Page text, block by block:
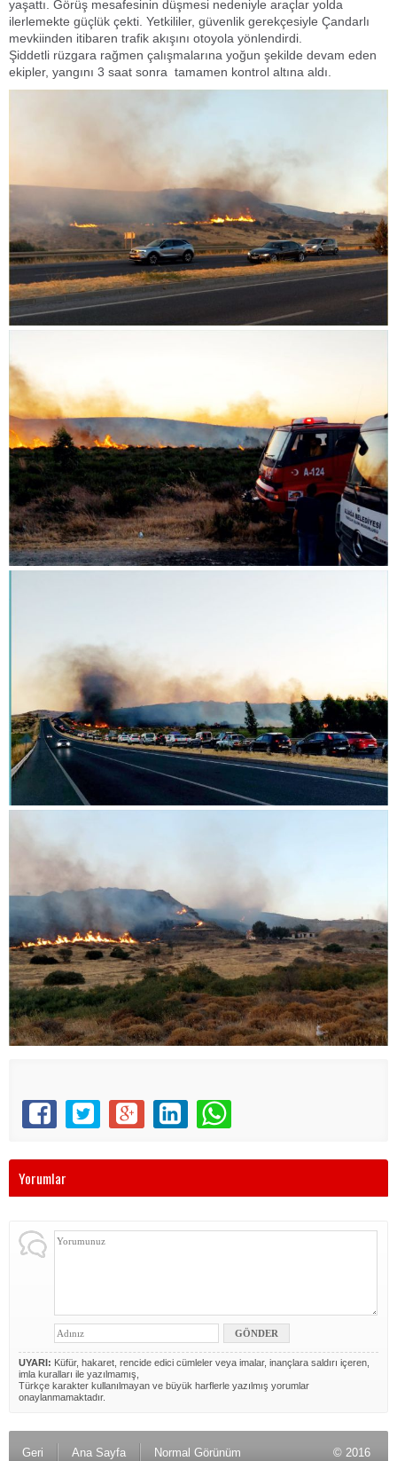
yaşattı. Görüş mesafesinin düşmesi nedeniyle araçlar yolda
ilerlemekte güçlük çekti. Yetkililer, güvenlik gerekçesiyle Çandarlı
mevkiinden itibaren trafik akışını otoyola yönlendirdi.
Şiddetli rüzgara rağmen çalışmalarına yoğun şekilde devam eden
ekipler, yangını 3 saat sonra tamamen kontrol altına aldı.
Yorumlar
UYARI: Küfür, hakaret, rencide edici cümleler veya imalar, inançlara saldırı içeren,
imla kuralları ile yazılmamış,
Türkçe karakter kullanılmayan ve büyük harflerle yazılmış yorumlar
onaylanmamaktadır.
Geri Ana Sayfa Normal Görünüm © 2016